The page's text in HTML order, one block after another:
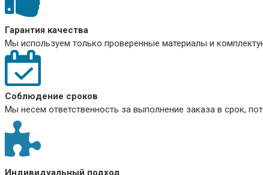
Гарантия качества
Мы используем только проверенные материалы и
Соблюдение сроков
Мы несем ответственность за выполнение заказа в срок,
Индивидуальный подход